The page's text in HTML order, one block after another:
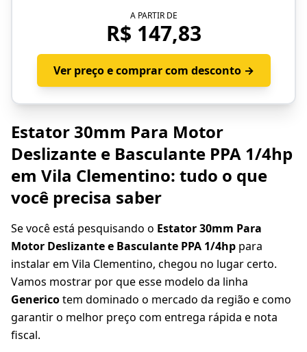
A PARTIR DE
R$ 147,83
Ver preço e comprar com desconto →
Estator 30mm Para Motor
Deslizante e Basculante PPA 1/4hp
em Vila Clementino: tudo o que
você precisa saber
Se você está pesquisando o Estator 30mm Para
Motor Deslizante e Basculante PPA 1/4hp para
instalar em Vila Clementino, chegou no lugar certo.
Vamos mostrar por que esse modelo da linha
Genericotem dominado o mercado da região e como
garantir o melhor preço com entrega rápida e nota
fiscal.